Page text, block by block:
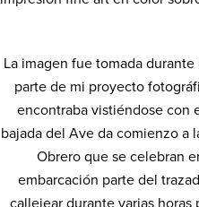
La imagen fue tomada
parte de mi proyecto
encontraba vistiéndose con
bajada del Ave da comienzo a
Obrero que se celebran
embarcación parte del
callejear durante varias